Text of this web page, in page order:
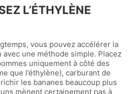
L’ÉTHYLÈNE
vous pouvez accélérer la
une méthode simple. Placez
uniquement à côté des
que l’éthylène), carburant de
les bananes beaucoup plus
mènent certainement pas à